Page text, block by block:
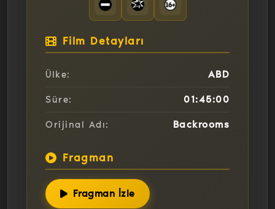
Film Detayları
Ülke: ABD
Süre: 01:45:00
Orijinal Adı: Backrooms
Fragman
Fragman İzle